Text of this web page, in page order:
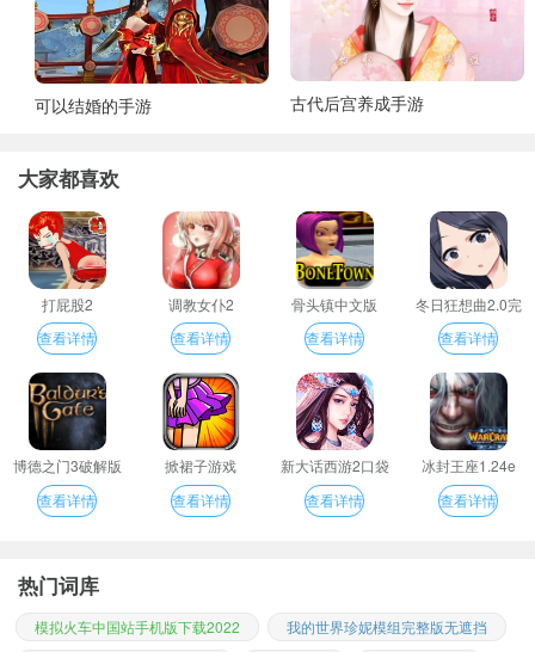
可以结婚的手游 古代后宫养成手游
大家都喜欢
打屁股2
查看详情
调教女仆2
查看详情
骨头镇中文版
查看详情
冬日狂想曲2.0完
整汉化版
查看详情
博德之门3破解版
查看详情
掀裙子游戏
查看详情
新大话西游2口袋
版
查看详情
冰封王座1.24e
查看详情
热门词库
模拟火车中国站手机版下载2022
我的世界珍妮模组完整版无遮挡